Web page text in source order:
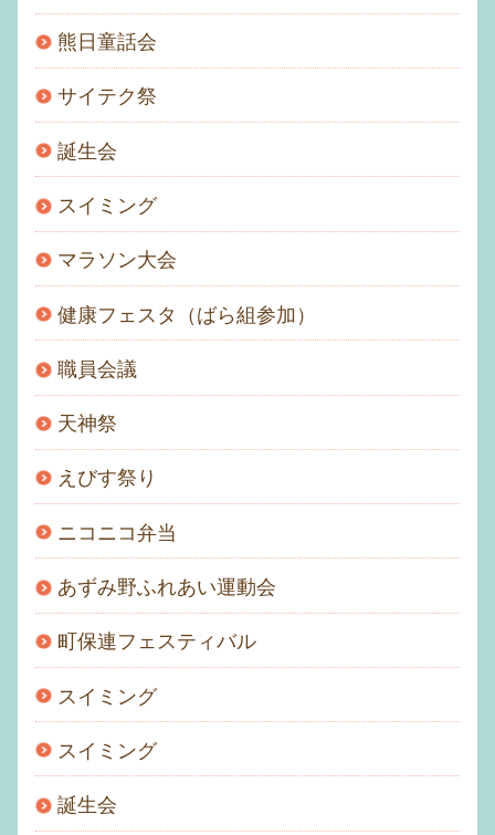
熊日童話会
サイテク祭
誕生会
スイミング
マラソン大会
健康フェスタ（ばら組参加）
職員会議
天神祭
えびす祭り
ニコニコ弁当
あずみ野ふれあい運動会
町保連フェスティバル
スイミング
スイミング
誕生会